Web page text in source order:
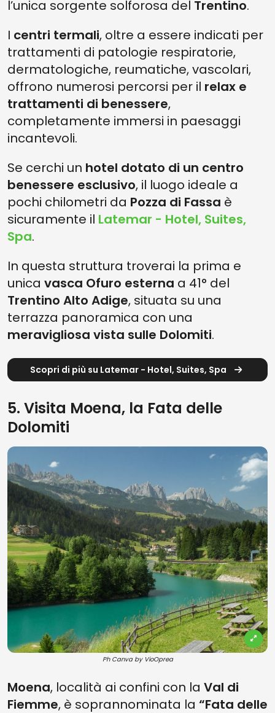
l’unica sorgente solforosa del Trentino.
I centri termali, oltre a essere indicati per
trattamenti di patologie respiratorie,
dermatologiche, reumatiche, vascolari,
offrono numerosi percorsi per il relax e
trattamenti di benessere,
completamente immersi in paesaggi
incantevoli.
Se cerchi un hotel dotato di un centro
benessere esclusivo, il luogo ideale a
pochi chilometri da Pozza di Fassa è
sicuramente il Latemar - Hotel, Suites,
Spa.
In questa struttura troverai la prima e
unica vasca Ofuro esterna a 41° del
Trentino Alto Adige, situata su una
terrazza panoramica con una
meravigliosa vista sulle Dolomiti.
Scopri di più su Latemar - Hotel, Suites, Spa
5. Visita Moena, la Fata delle
Dolomiti
Ph Canva by VioOprea
Moena, località ai confini con la Val di
Fiemme, è soprannominata la “Fata delle